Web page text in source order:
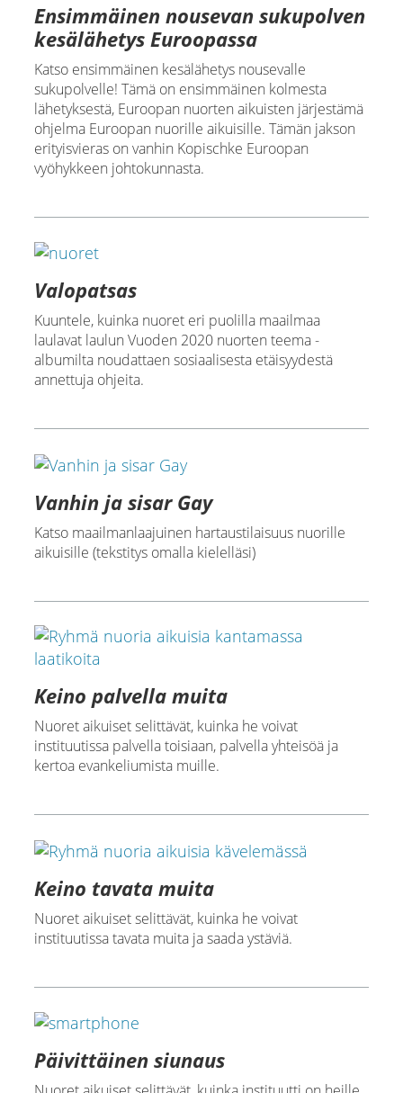
Ensimmäinen nousevan sukupolven
kesälähetys Euroopassa
Katso ensimmäinen kesälähetys nousevalle
sukupolvelle! Tämä on ensimmäinen kolmesta
lähetyksestä, Euroopan nuorten aikuisten järjestämä
ohjelma Euroopan nuorille aikuisille. Tämän jakson
erityisvieras on vanhin Kopischke Euroopan
vyöhykkeen johtokunnasta.
Valopatsas
Kuuntele, kuinka nuoret eri puolilla maailmaa
laulavat laulun Vuoden 2020 nuorten teema -
albumilta noudattaen sosiaalisesta etäisyydestä
annettuja ohjeita.
Vanhin ja sisar Gay
Katso maailmanlaajuinen hartaustilaisuus nuorille
aikuisille (tekstitys omalla kielelläsi)
Keino palvella muita
Nuoret aikuiset selittävät, kuinka he voivat
instituutissa palvella toisiaan, palvella yhteisöä ja
kertoa evankeliumista muille.
Keino tavata muita
Nuoret aikuiset selittävät, kuinka he voivat
instituutissa tavata muita ja saada ystäviä.
Päivittäinen siunaus